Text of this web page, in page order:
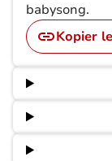
babysong.
Kopier